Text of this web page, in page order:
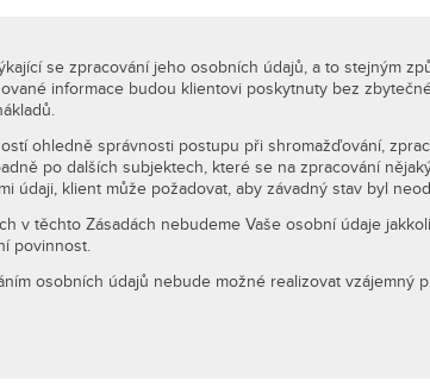
se zpracování jeho osobních údajů, a to stejným
informace budou klientovi poskytnuty bez
ohledně správnosti postupu při shromažďování,
po dalších subjektech, které se na zpracování
údaji, klient může požadovat, aby závadný stav byl
v těchto Zásadách nebudeme Vaše osobní údaje
povinnost.
osobních údajů nebude možné realizovat vzájemný